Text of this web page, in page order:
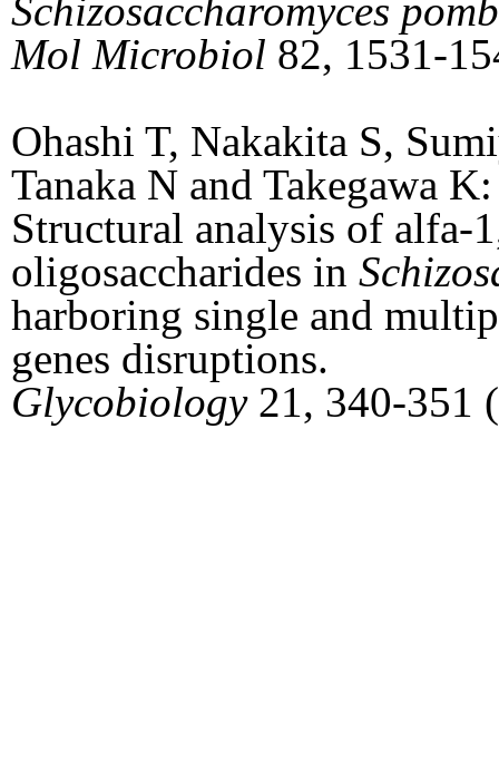
Schizosaccharomyces
Mol Microbiol 82, 1531-
Ohashi T, Nakakita S,
Tanaka N and Takegawa K:
Structural analysis of alfa-
oligosaccharides in
harboring single and
genes disruptions.
Glycobiology21, 340-351